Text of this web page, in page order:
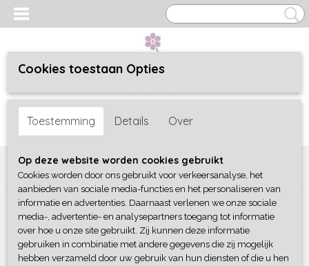
Inloggen Registreren
Home >Woonaccessoires>Landelijk> Pot met 2 oren Old Black
White
Cookies toestaan Opties
Toestemming Details Over
Op deze website worden cookies gebruikt
Cookies worden door ons gebruikt voor verkeersanalyse, het
aanbieden van sociale media-functies en het personaliseren van
informatie en advertenties. Daarnaast verlenen we onze sociale
media-, advertentie- en analysepartners toegang tot informatie
over hoe u onze site gebruikt. Zij kunnen deze informatie
gebruiken in combinatie met andere gegevens die zij mogelijk
hebben verzameld door uw gebruik van hun diensten of die u hen